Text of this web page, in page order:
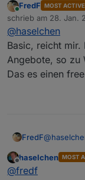
Hab
Bei
Bin
Online
FredF MOST ACTIVE
schrieb am 28. Jan.
zuletzt editiert von
@haselchen
Basic, reicht
Angebote, so zu
Das es einen
FredF@
so zu
Offline
haselchen MOST
@fredf